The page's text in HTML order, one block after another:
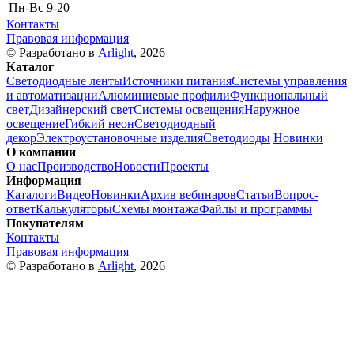
Пн-Вс 9-20
Контакты
Правовая информация
© Разработано в Arlight, 2026
Каталог
Светодиодные лентыИсточники питанияСистемы управления
и автоматизацииАлюминиевые профилиФункциональный
светДизайнерский светСистемы освещенияНаружное
освещениеГибкий неонСветодиодный
декорЭлектроустановочные изделияСветодиоды Новинки
О компании
О насПроизводствоНовостиПроекты
Информация
КаталогиВидеоНовинкиАрхив вебинаровСтатьиВопрос-
ответКалькуляторыСхемы монтажаФайлы и программы
Покупателям
Контакты
Правовая информация
© Разработано в Arlight, 2026